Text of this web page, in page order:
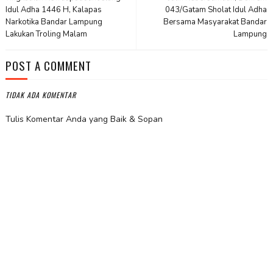
043/Gatam Sholat Idul Adha
Bersama Masyarakat Bandar
Lampung
Idul Adha 1446 H, Kalapas
Narkotika Bandar Lampung
Lakukan Troling Malam
POST A COMMENT
TIDAK ADA KOMENTAR
Tulis Komentar Anda yang Baik & Sopan